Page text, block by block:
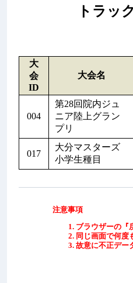
トラッ
大
会
ID
大会名
004
第28回院内ジュ
ニア陸上グラン
プリ
017
大分マスターズ
小学生種目
注意事項
ブラウザーの『
同じ画面で何度
故意に不正デー